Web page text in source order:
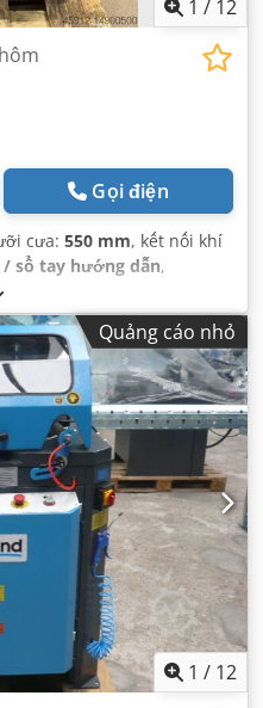
1 / 12
Gọi điện
cưa: 550 mm, kết nối khí
sổ tay hướng dẫn,
Quảng cáo nhỏ
1 / 12